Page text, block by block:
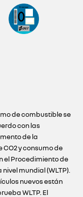
de combustible se
con las
de la
CO2 y consumo de
el Procedimiento de
mundial (WLTP).
nuevos están
WLTP. El